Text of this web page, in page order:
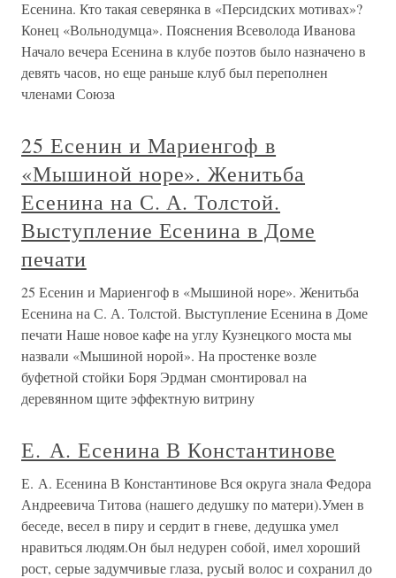
Есенина. Кто такая северянка в «Персидских мотивах»?
Конец «Вольнодумца». Пояснения Всеволода Иванова
Начало вечера Есенина в клубе поэтов было назначено в
девять часов, но еще раньше клуб был переполнен
членами Союза
25 Есенин и Мариенгоф в
«Мышиной норе». Женитьба
Есенина на С. А. Толстой.
Выступление Есенина в Доме
печати
25 Есенин и Мариенгоф в «Мышиной норе». Женитьба
Есенина на С. А. Толстой. Выступление Есенина в Доме
печати Наше новое кафе на углу Кузнецкого моста мы
назвали «Мышиной норой». На простенке возле
буфетной стойки Боря Эрдман смонтировал на
деревянном щите эффектную витрину
Е. А. Есенина В Константинове
Е. А. Есенина В Константинове Вся округа знала Федора
Андреевича Титова (нашего дедушку по матери).Умен в
беседе, весел в пиру и сердит в гневе, дедушка умел
нравиться людям.Он был недурен собой, имел хороший
рост, серые задумчивые глаза, русый волос и сохранил до